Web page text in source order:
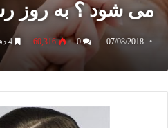
می شود ؟ به روز
07/08/2018
0
60,316